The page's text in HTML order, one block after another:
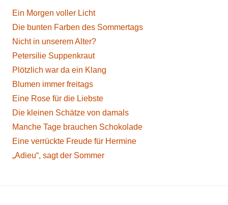
Ein Morgen voller Licht
Die bunten Farben des Sommertags
Nicht in unserem Alter?
Petersilie Suppenkraut
Plötzlich war da ein Klang
Blumen immer freitags
Eine Rose für die Liebste
Die kleinen Schätze von damals
Manche Tage brauchen Schokolade
Eine verrückte Freude für Hermine
„Adieu“, sagt der Sommer